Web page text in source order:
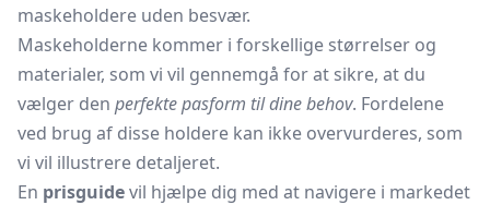
maskeholdere uden besvær.
Maskeholderne kommer i forskellige størrelser og
materialer, som vi vil gennemgå for at sikre, at du
vælger den perfekte pasform til dine behov. Fordelene
ved brug af disse holdere kan ikke overvurderes, som
vi vil illustrere detaljeret.
En prisguidevil hjælpe dig med at navigere i markedet